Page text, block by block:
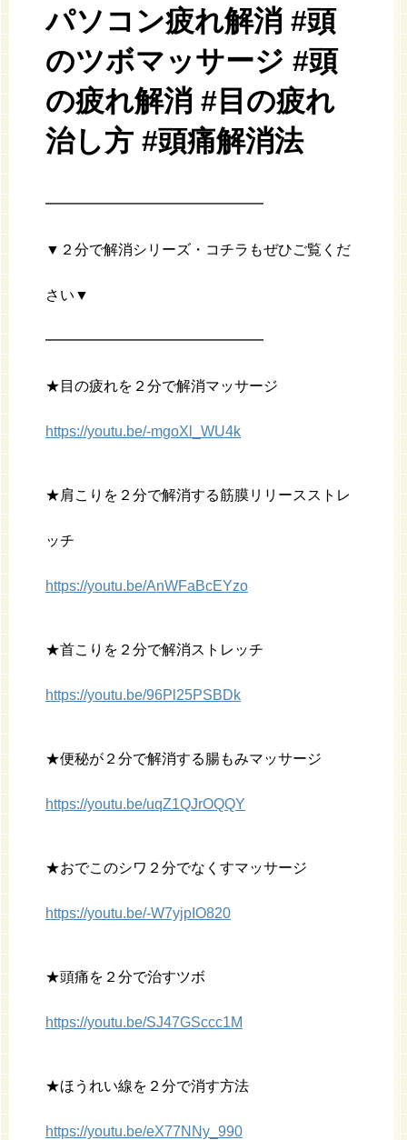
パソコン疲れ解消 #頭
のツボマッサージ #頭
の疲れ解消 #目の疲れ
治し方 #頭痛解消法
━━━━━━━━━━━━━━━
▼２分で解消シリーズ・コチラもぜひご覧くだ
さい▼
━━━━━━━━━━━━━━━
★目の疲れを２分で解消マッサージ
https://youtu.be/-mgoXl_WU4k
★肩こりを２分で解消する筋膜リリースストレ
ッチ
https://youtu.be/AnWFaBcEYzo
★首こりを２分で解消ストレッチ
https://youtu.be/96Pl25PSBDk
★便秘が２分で解消する腸もみマッサージ
https://youtu.be/uqZ1QJrOQQY
★おでこのシワ２分でなくすマッサージ
https://youtu.be/-W7yjpIO820
★頭痛を２分で治すツボ
https://youtu.be/SJ47GSccc1M
★ほうれい線を２分で消す方法
https://youtu.be/eX77NNy_990